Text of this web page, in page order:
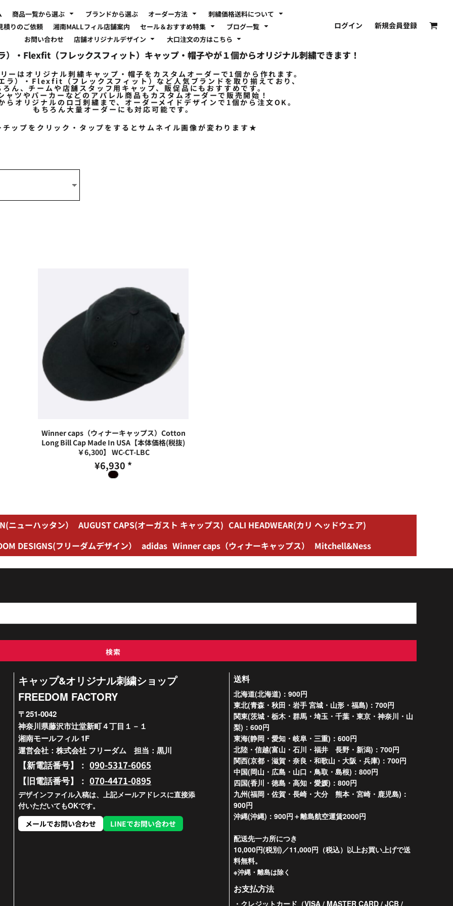
商品一覧から選ぶ ブランドから選ぶ オーダー方法
刺繍価格送料について
積りのご依頼
湘南MALLフィル店舗案内 セール＆おすすめ特集
ブログ一覧
お問い合わせ
店舗オリジナルデザイン 大口注文の方はこちら
ログイン 新規会員登録
・Flexfit（フレックスフィット）キャップ・帽子やが１個からオリジナル刺繍できます！
ーはオリジナル刺繍キャップ・帽子を カスタムオーダー で1個から作れます。
）・Flexfit（フレックスフィット）など人気ブランドを取り揃えており、
ん、チームや店舗スタッフ用キャップ、販促品にもおすすめです。
ャツやパーカーなどのアパレル商品もカスタムオーダーで販売開始！
らオリジナルのロゴ刺繍まで、オーダーメイドデザインで1個から注文OK。
もちろん大量オーダーにも対応可能です。
ップをクリック・タップをするとサムネイル画像が変わります★
Winner caps（ウィナーキャップス）Cotton
Long Bill Cap Made In USA【本体価格(税抜)
￥6,300】 WC-CT-LBC
¥6,930 *
ニューハッタン） AUGUST CAPS(オーガスト キャップス) CALI HEADWEAR(カリ ヘッドウェア)
DESIGNS(フリーダムデザイン） adidas Winner caps（ウィナーキャップス） Mitchell&Ness
検索
キャップ&オリジナル刺繍ショップ
FREEDOM FACTORY
〒251-0042
神奈川県藤沢市辻堂新町４丁目１－１
湘南モールフィル 1F
運営会社：株式会社 フリーダム 担当：黒川
【新電話番号】：090-5317-6065
【旧電話番号】：070-4471-0895
デザインファイル入稿は、上記メールアドレスに直接添
付いただいてもOKです。
メールでお問い合わせ
LINEでお問い合わせ
送料
北海道(北海道)：900円
東北(青森・秋田・岩手 宮城・山形・福島)：700円
関東(茨城・栃木・群馬・埼玉・千葉・東京・神奈川・山
梨)：600円
東海(静岡・愛知・岐阜・三重)：600円
北陸・信越(富山・石川・福井 長野・新潟)：700円
関西(京都・滋賀・奈良・和歌山・大阪・兵庫)：700円
中国(岡山・広島・山口・鳥取・島根)：800円
四国(香川・徳島・高知・愛媛)：800円
九州(福岡・佐賀・長崎・大分 熊本・宮崎・鹿児島)：
900円
沖縄(沖縄)：900円＋離島航空運賃2000円
配送先一カ所につき
10,000円(税別)／11,000円（税込）以上お買い上げで送
料無料。
※沖縄・離島は除く
お支払方法
・クレジットカード（VISA / MASTER CARD / JCB /